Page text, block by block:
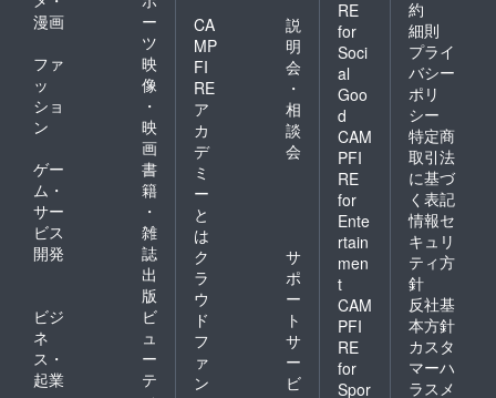
漫画
ー
ツ
ファ
ッ
ショ
ン
映
像
・
映
画
ゲー
ム・
サー
ビス
開発
書
籍
・
雑
誌
出
版
ビジ
ネ
ス・
起業
ビ
ュ
ー
テ
CA
MP
FI
RE
ア
カ
デ
ミ
ー
と
は
説
明
会
・
相
談
会
ク
ラ
ウ
ド
フ
ァ
ン
サ
ポ
ー
ト
サ
ー
ビ
RE
for
Soci
al
Goo
d
CAM
PFI
RE
for
Ente
rtain
men
t
CAM
PFI
RE
for
Spor
約
細則
プライ
バシー
ポリ
シー
特定商
取引法
に基づ
く表記
情報セ
キュリ
ティ方
針
反社基
本方針
カスタ
マーハ
ラスメ